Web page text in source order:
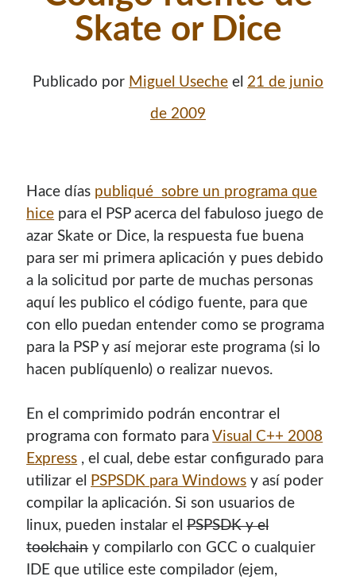
contenido para este sitio.
Descuentos
Si vas a comprar un dominio, hazlo por aquí y colaboras
con el mantenimiento de este sitio:
Si deseas vender publicidad en tu propio blog o página
web, te recomiendo usarSeeding UP, buen servicio para
monetizar tu página.
Skate or Dice
Publicado por Miguel Useche el 21 de junio
de 2009
Hace dí­as publiqué sobre un programa que
hice para el PSP acerca del fabuloso juego de
azar Skate or Dice, la respuesta fue buena
para ser mi primera aplicación y pues debido
a la solicitud por parte de muchas personas
aquí­ les publico el código fuente, para que
con ello puedan entender como se programa
para la PSP y así­ mejorar este programa (si lo
hacen publí­quenlo) o realizar nuevos.
En el comprimido podrán encontrar el
programa con formato para Visual C++ 2008
Express , el cual, debe estar configurado para
utilizar el
PSPSDK para Windows y así­ poder
compilar la aplicación. Si son usuarios de
linux, pueden instalar elPSPSDK y el
toolchainy compilarlo con GCC o cualquier
IDE que utilice este compilador (ejem,